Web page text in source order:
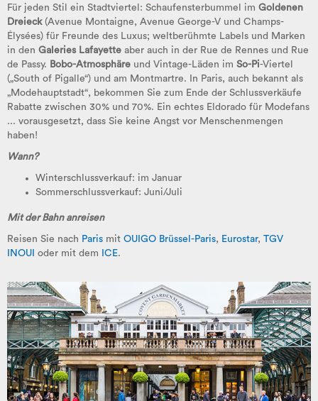
Für jeden Stil ein Stadtviertel: Schaufensterbummel im Goldenen
Dreieck(Avenue Montaigne, Avenue George-V und Champs-
Élysées) für Freunde des Luxus; weltberühmte Labels und Marken
in den Galeries Lafayette aber auch in der Rue de Rennes und Rue
de Passy. Bobo-Atmosphäre und Vintage-Läden im So-Pi-Viertel
(„South of Pigalle“) und am Montmartre. In Paris, auch bekannt als
„Modehauptstadt“, bekommen Sie zum Ende der Schlussverkäufe
Rabatte zwischen 30% und 70%. Ein echtes Eldorado für Modefans
... vorausgesetzt, dass Sie keine Angst vor Menschenmengen
haben!
Wann?
Winterschlussverkauf: im Januar
Sommerschlussverkauf: Juni/Juli
Mit der Bahn anreisen
Reisen Sie nach Paris mit OUIGO Brüssel-Paris, Eurostar, TGV
INOUI oder mit dem ICE.